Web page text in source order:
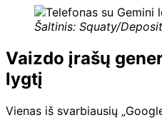
Šaltinis: Squaty/
Vaizdo įrašų
lygtį
Vienas iš svarbiausių